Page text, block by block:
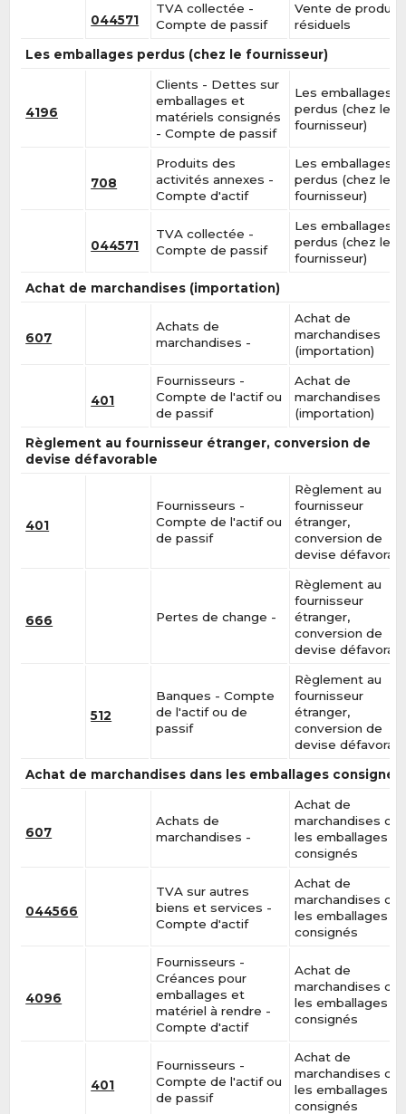
044571
TVA collectée -
Compte de passif
Vente de
résiduels
Les emballages perdus (chez le fournisseur)
4196
Clients - Dettes sur
emballages et
matériels consignés
- Compte de passif
Les emballages
perdus (chez le
fournisseur)
708
Produits des
activités annexes -
Compte d'actif
Les emballages
perdus (chez le
fournisseur)
044571
TVA collectée -
Compte de passif
Les emballages
perdus (chez le
fournisseur)
Achat de marchandises (importation)
607
Achats de
marchandises -
Achat de
marchandises
(importation)
401
Fournisseurs -
Compte de l'actif ou
de passif
Achat de
marchandises
(importation)
Règlement au fournisseur étranger, conversion de
devise défavorable
401
Fournisseurs -
Compte de l'actif ou
de passif
Règlement au
fournisseur
étranger,
conversion de
devise
666 Pertes de change -
Règlement au
fournisseur
étranger,
conversion de
devise
512
Banques - Compte
de l'actif ou de
passif
Règlement au
fournisseur
étranger,
conversion de
devise
Achat de marchandises dans les emballages consignés
607
Achats de
marchandises -
Achat de
marchandises
les emballages
consignés
044566
TVA sur autres
biens et services -
Compte d'actif
Achat de
marchandises
les emballages
consignés
4096
Fournisseurs -
Créances pour
emballages et
matériel à rendre -
Compte d'actif
Achat de
marchandises
les emballages
consignés
401
Fournisseurs -
Compte de l'actif ou
de passif
Achat de
marchandises
les emballages
consignés